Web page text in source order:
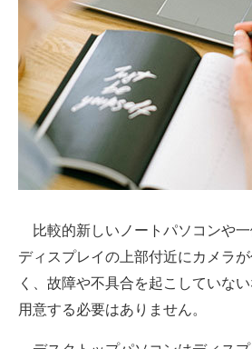
比較的新しいノートパソコンや一
ディスプレイの上部付近にカメラ
く、故障や不具合を起こしていな
用意する必要はありません。